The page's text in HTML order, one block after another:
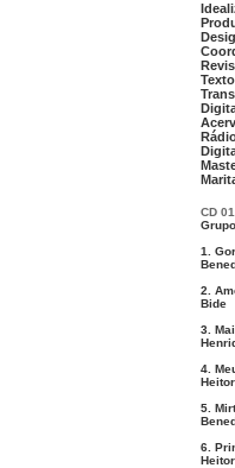
CD 01
1.
2.
Bide
3.
4.
5.
6.